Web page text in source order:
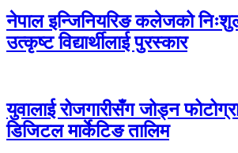
नेपाल इन्जिनियरिङ कलेजको
उत्कृष्ट विद्यार्थीलाई पुरस्कार
युवालाई रोजगारीसँग जोड्न
डिजिटल मार्केटिङ तालिम